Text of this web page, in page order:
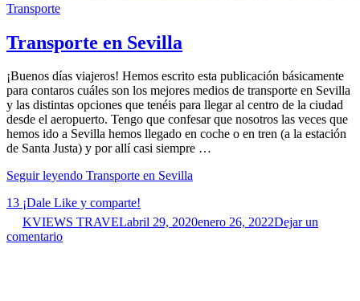
Transporte
Transporte en Sevilla
¡Buenos días viajeros! Hemos escrito esta publicación básicamente
para contaros cuáles son los mejores medios de transporte en Sevilla
y las distintas opciones que tenéis para llegar al centro de la ciudad
desde el aeropuerto. Tengo que confesar que nosotros las veces que
hemos ido a Sevilla hemos llegado en coche o en tren (a la estación
de Santa Justa) y por allí casi siempre …
Seguir leyendo Transporte en Sevilla
13 ¡Dale Like y comparte!
KVIEWS TRAVELabril 29, 2020enero 26, 2022Dejar un
comentario